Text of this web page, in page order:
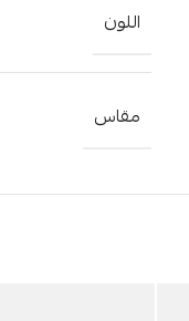
اللون
مقاس